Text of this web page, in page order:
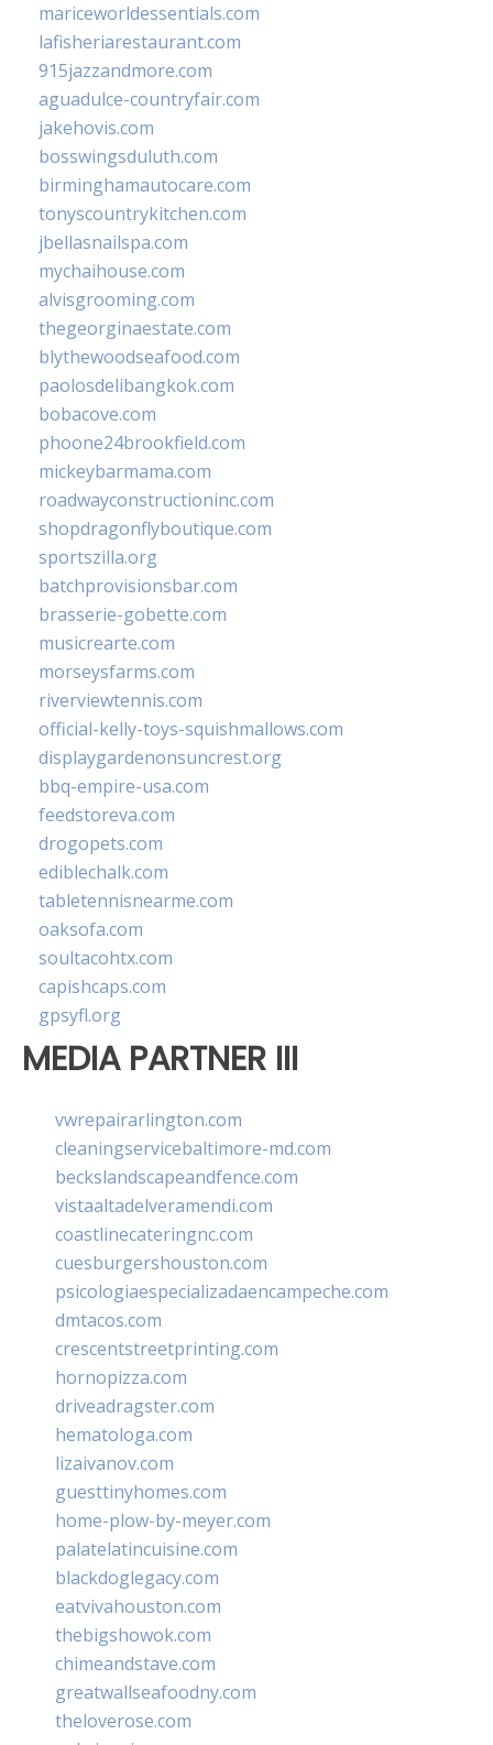
mariceworldessentials.com
lafisheriarestaurant.com
915jazzandmore.com
aguadulce-countryfair.com
jakehovis.com
bosswingsduluth.com
birminghamautocare.com
tonyscountrykitchen.com
jbellasnailspa.com
mychaihouse.com
alvisgrooming.com
thegeorginaestate.com
blythewoodseafood.com
paolosdelibangkok.com
bobacove.com
phoone24brookfield.com
mickeybarmama.com
roadwayconstructioninc.com
shopdragonflyboutique.com
sportszilla.org
batchprovisionsbar.com
brasserie-gobette.com
musicrearte.com
morseysfarms.com
riverviewtennis.com
official-kelly-toys-squishmallows.com
displaygardenonsuncrest.org
bbq-empire-usa.com
feedstoreva.com
drogopets.com
ediblechalk.com
tabletennisnearme.com
oaksofa.com
soultacohtx.com
capishcaps.com
gpsyfl.org
MEDIA PARTNER III
vwrepairarlington.com
cleaningservicebaltimore-md.com
beckslandscapeandfence.com
vistaaltadelveramendi.com
coastlinecateringnc.com
cuesburgershouston.com
psicologiaespecializadaencampeche.com
dmtacos.com
crescentstreetprinting.com
hornopizza.com
driveadragster.com
hematologa.com
lizaivanov.com
guesttinyhomes.com
home-plow-by-meyer.com
palatelatincuisine.com
blackdoglegacy.com
eatvivahouston.com
thebigshowok.com
chimeandstave.com
greatwallseafoodny.com
theloverose.com